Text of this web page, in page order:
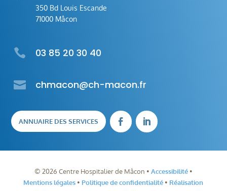
350 Bd Louis Escande
71000 Mâcon
 03 85 20 30 40
 chmacon@ch-macon.fr
ANNUAIRE DES SERVICES  
© 2026 Centre Hospitalier de Mâcon • Accessibilité•
Mentions légales • Politique de confidentialité • Réalisation